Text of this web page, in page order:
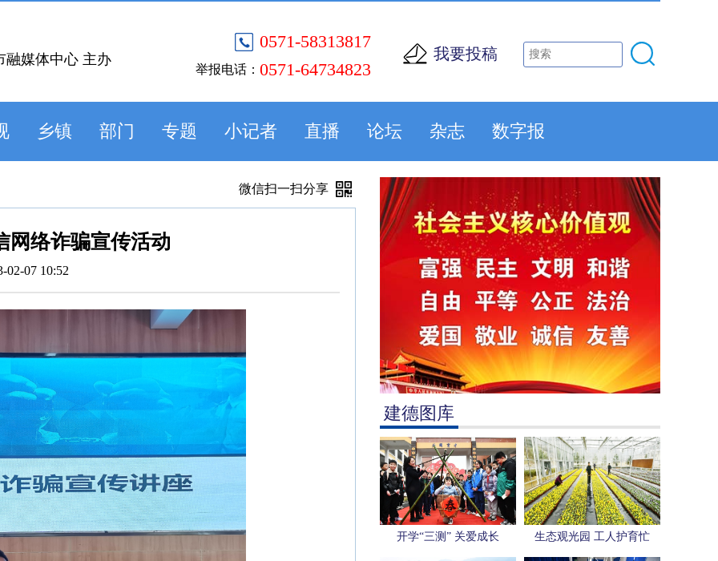
0571-58313817
举报电话： 0571-64734823
我要投稿
融媒体中心 主办
乡镇 部门 专题 小记者 直播 论坛 杂志 数字报
建德图库
开学“三测” 关爱成长 生态观光园 工人护育忙
微信扫一扫分享
网络诈骗宣传活动
02-07 10:52